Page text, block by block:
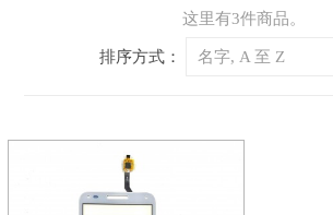
这里有3件商品。
排序方式： 名字, A 至 Z